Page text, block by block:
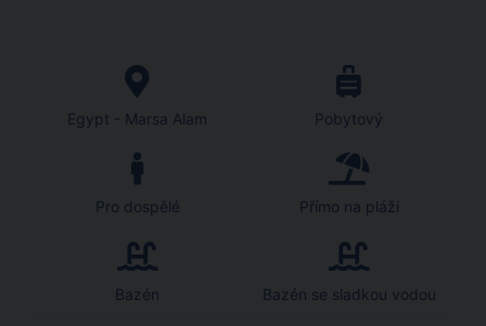
Egypt - Marsa Alam Pobytový
Pro dospělé Přímo na pláži
Bazén Bazén se sladkou vodou